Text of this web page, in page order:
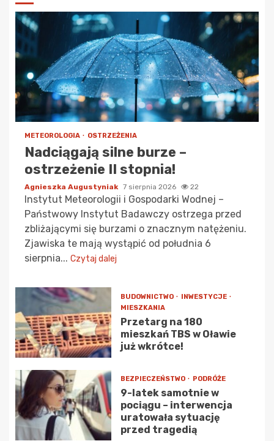
METEOROLOGIA OSTRZEŻENIA
Nadciągają silne burze –
ostrzeżenie II stopnia!
Agnieszka Augustyniak 7 sierpnia 2026 22
Instytut Meteorologii i Gospodarki Wodnej –
Państwowy Instytut Badawczy ostrzega przed
zbliżającymi się burzami o znacznym natężeniu.
Zjawiska te mają wystąpić od południa 6
sierpnia... Czytaj dalej
BUDOWNICTWO
INWESTYCJE
MIESZKANIA
Przetarg na 180
mieszkań TBS w Oławie
już wkrótce!
BEZPIECZEŃSTWO PODRÓŻE
9-latek samotnie w
pociągu – interwencja
uratowała sytuację
przed tragedią